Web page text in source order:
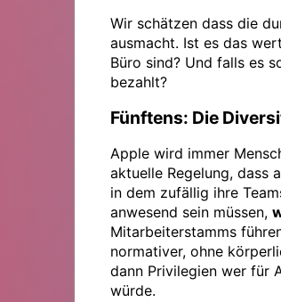
Wir schätzen dass die
ausmacht. Ist es das
Büro sind? Und falls es
bezahlt?
Fünftens: Die
Apple wird immer
aktuelle Regelung, dass
in dem zufällig ihre
anwesend sein müssen,
Mitarbeiterstamms
normativer, ohne
dann Privilegien wer für
würde.